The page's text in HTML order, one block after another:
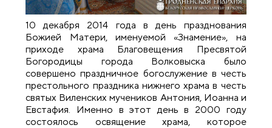
10 декабря 2014 года в день празднования
Божией Матери, именуемой «Знамение», на
приходе храма Благовещения Пресвятой
Богородицы города Волковыска было
совершено праздничное богослужение в честь
престольного праздника нижнего храма в честь
святых Виленских мучеников Антония, Иоанна и
Евстафия. Именно в этот день в 2000 году
состоялось освящение храма, которое